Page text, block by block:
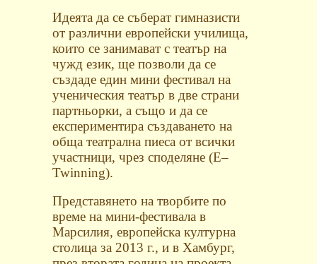
Идеята да се съберат гимназисти
от различни европейски училища,
които се занимават с театър на
чужд език, ще позволи да се
създаде един мини фестивал на
ученическия театър в две страни
партньорки, а също и да се
експериментира създаването на
обща театрална пиеса от всички
участници, чрез споделяне (E–
Twinning).
Представянето на творбите по
време на мини-фестивала в
Марсилия, европейска културна
столица за 2013 г., и в Хамбург,